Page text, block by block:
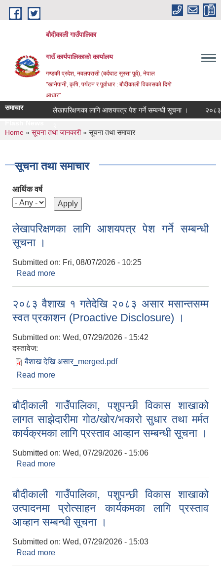
Skip to main content
बौदीकाली गाउँपालिका
गाउँ कार्यपालिकाको कार्यालय
गण्डकी प्रदेश, नवलपरासी (बर्दघाट सुस्ता पूर्व), नेपाल
"खानेपानी, कृषि, पर्यटन र पूर्वाधार : बौदीकाली विकासको दिगो
आधार"
समाचार लेखापरिक्षणका लागि आशयपत्र पेश गर्ने सम्बन्धी सूचना ।
२०८३ वैशाख
You are here
Home » सूचना तथा जानकारी» सूचना तथा समाचार
सूचना तथा समाचार
आर्थिक वर्ष
लेखापरिक्षणका लागि आशयपत्र पेश गर्ने सम्बन्धी
सूचना ।
Submitted on: Fri, 08/07/2026 - 10:25
Read more
२०८३ वैशाख १ गतेदेखि २०८३ असार मसान्तसम्म
स्वत प्रकाशन (Proactive Disclosure) ।
Submitted on: Wed, 07/29/2026 - 15:42
दस्तावेज:
बैशाख देखि असार_merged.pdf
Read more
बौदीकाली गाउँपालिका, पशुपन्छी विकास शाखाको
लागत साझेदारीमा गोठ/खोर/भकारो सुधार तथा मर्मत
कार्यक्रमका लागि प्रस्ताव आव्हान सम्बन्धी सूचना ।
Submitted on: Wed, 07/29/2026 - 15:06
Read more
बौदीकाली गाउँपालिका, पशुपन्छी विकास शाखाको
उत्पादनमा प्रोत्साहन कार्यकमका लागि प्रस्ताव
आव्हान सम्बन्धी सूचना ।
Submitted on: Wed, 07/29/2026 - 15:03
Read more